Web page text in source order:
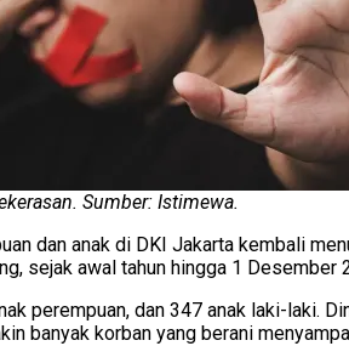
Sumber: Istimewa.
dan anak di DKI Jakarta kembali
sejak awal tahun hingga 1
perempuan, dan 347 anak laki-laki.
banyak korban yang berani